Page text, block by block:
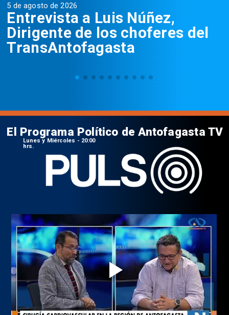
5 de agosto de 2026
Entrevista a Luis Núñez,
Dirigente de los choferes del
TransAntofagasta
El Programa Político de Antofagasta TV
Lunes y Miércoles - 20:00
hrs.